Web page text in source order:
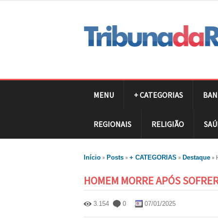
MENU + CATEGORIAS
REGIONAIS RELIGIÃO
Início » Posts » + CATEGORIAS » Destaque »
HOMEM MORRE APÓS
3.154 0 07/01/2025